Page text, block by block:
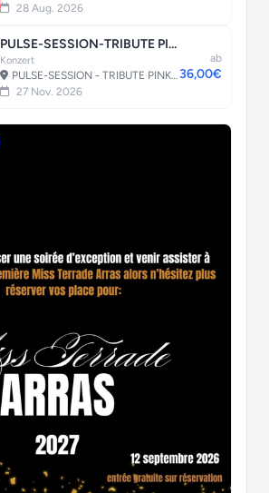
28 Aug. 2026
PULSE-SESSION-TRIBUTE PINK FLOYD
Konzert
PULSE-SESSION - TRIBUTE PINK FLOYD
27 Nov. 2026
ab
36,00€